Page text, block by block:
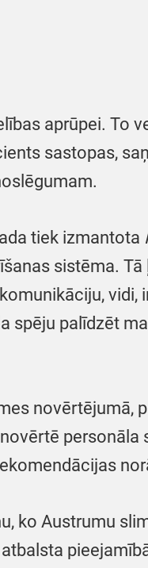
aprūpei. To
sastopas,
tiek izmantota
sistēma.
vidi,
spēju palīdzēt
novērtējumā,
personāla
ko Austrumu